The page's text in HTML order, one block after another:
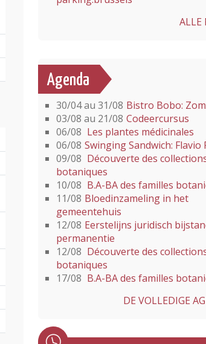
ALLE
Agenda
30/04 au 31/08 Bistro Bobo:
03/08 au 21/08 Codeercursus
06/08 Les plantes médicinales
06/08 Swinging Sandwich: Flavio
09/08 Découverte des
botaniques
10/08 B.A-BA des familles
11/08 Bloedinzameling in het
gemeentehuis
12/08 Eerstelijns juridisch
permanentie
12/08 Découverte des
botaniques
17/08 B.A-BA des familles
DE VOLLEDIGE